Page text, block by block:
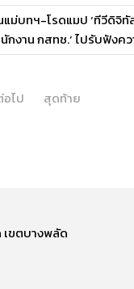
ม่บทฯ-โรดแมป ‘ทีวีดิจิ
งาน กสทช.’ ไปรับฟังคว
อไป สุดท้าย
เขตบางพลัด